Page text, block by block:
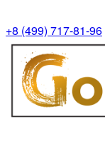
+8 (499) 717-81-96